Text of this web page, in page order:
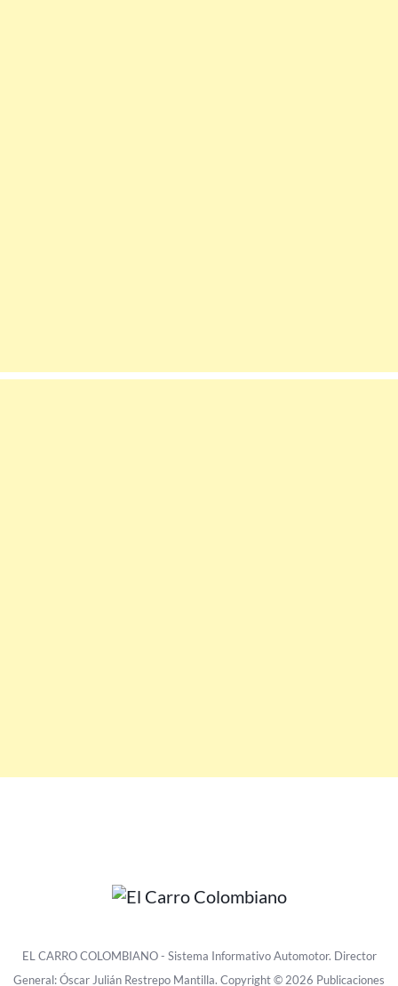
EL CARRO COLOMBIANO - Sistema Informativo Automotor. Director
General: Óscar Julián Restrepo Mantilla. Copyright © 2026 Publicaciones